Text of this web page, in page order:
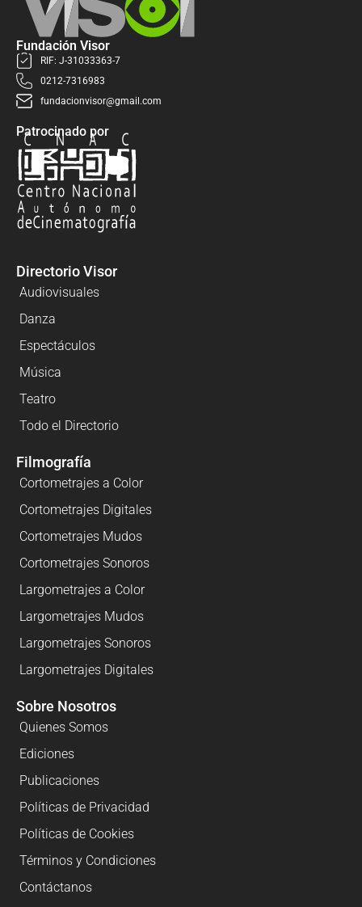
Fundación Visor
RIF: J-31033363-7
0212-7316983
fundacionvisor@gmail.com
Patrocinado por
Directorio Visor
Audiovisuales
Danza
Espectáculos
Música
Teatro
Todo el Directorio
Filmografía
Cortometrajes a Color
Cortometrajes Digitales
Cortometrajes Mudos
Cortometrajes Sonoros
Largometrajes a Color
Largometrajes Mudos
Largometrajes Sonoros
Largometrajes Digitales
Sobre Nosotros
Quienes Somos
Ediciones
Publicaciones
Políticas de Privacidad
Políticas de Cookies
Términos y Condiciones
Contáctanos